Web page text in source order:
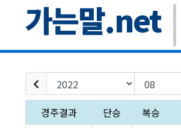
가는말.net
경주결과 단승 복승